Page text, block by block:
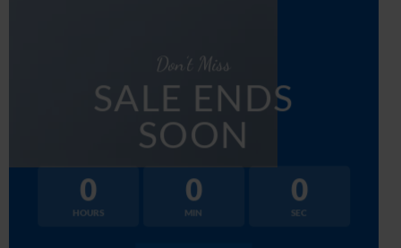
Don’t Miss
SALE ENDS
SOON
0
HOURS
0
MIN
0
SEC